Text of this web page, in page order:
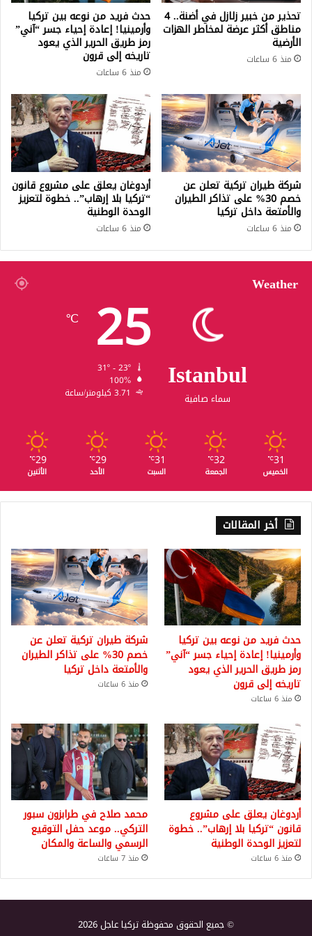
تحذير من خبير زلازل في أضنة.. 4
مناطق أكثر عرضة لمخاطر الهزات
الأرضية
منذ 6 ساعات
حدث فريد من نوعه بين تركيا
وأرمينيا! إعادة إحياء جسر “آني”
رمز طريق الحرير الذي يعود
تاريخه إلى قرون
منذ 6 ساعات
شركة طيران تركية تعلن عن
خصم 30% على تذاكر الطيران
والأمتعة داخل تركيا
منذ 6 ساعات
أردوغان يعلق على مشروع قانون
“تركيا بلا إرهاب”.. خطوة لتعزيز
الوحدة الوطنية
منذ 6 ساعات
Weather
Istanbul
سماء صافية
25
℃
100%
3.71 كيلومتر/ساعة
31
℃
الخميس
32
℃
الجمعة
31
℃
السبت
29
℃
الأحد
29
℃
الأثنين
أخر المقالات
حدث فريد من نوعه بين تركيا
وأرمينيا! إعادة إحياء جسر “آني”
رمز طريق الحرير الذي يعود
تاريخه إلى قرون
منذ 6 ساعات
شركة طيران تركية تعلن عن
خصم 30% على تذاكر الطيران
والأمتعة داخل تركيا
منذ 6 ساعات
أردوغان يعلق على مشروع
قانون “تركيا بلا إرهاب”.. خطوة
لتعزيز الوحدة الوطنية
منذ 6 ساعات
محمد صلاح في طرابزون سبور
التركي.. موعد حفل التوقيع
الرسمي والساعة والمكان
منذ 7 ساعات
© جميع الحقوق محفوظة تركيا عاجل 2026